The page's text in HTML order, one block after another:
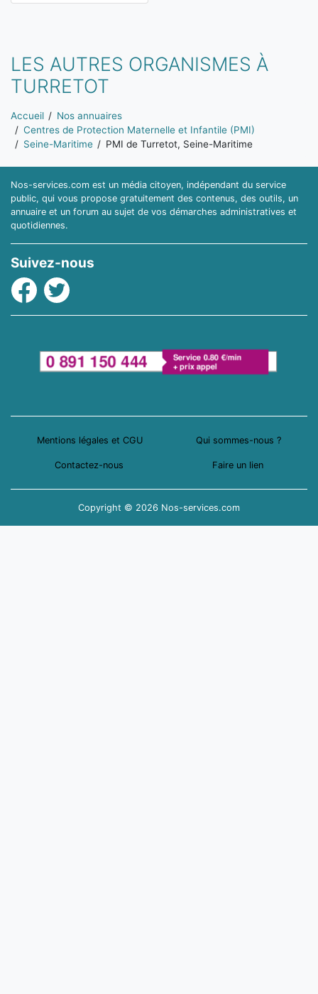
LES AUTRES ORGANISMES À
TURRETOT
Vous êtes ici:
Accueil
Nos annuaires
Centres de Protection Maternelle et Infantile (PMI)
Seine-Maritime
PMI de Turretot, Seine-Maritime
Nos-services.com est un média citoyen, indépendant du service
public, qui vous propose gratuitement des contenus, des outils, un
annuaire et un forum au sujet de vos démarches administratives et
quotidiennes.
Suivez-nous
Facebook
Twitter
Mentions légales et CGU Qui sommes-nous ?
Contactez-nous Faire un lien
Copyright © 2026 Nos-services.com